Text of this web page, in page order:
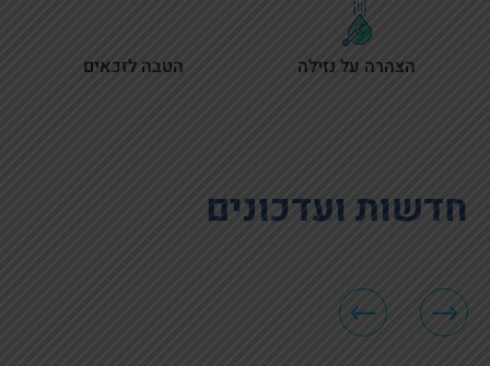
הצהרה על נזילה הטבה לזכאים
חדשות ועדכונים